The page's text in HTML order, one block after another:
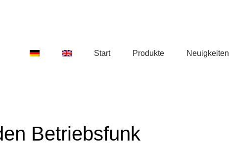
Start Produkte Neuigkeiten
Betriebsfunk